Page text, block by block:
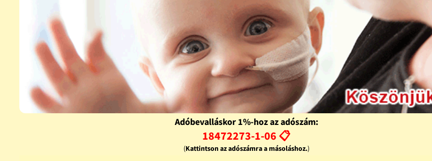
Adóbevalláskor 1%-hoz az adószám:
18472273-1-06 📋
(Kattintson az adószámra a másoláshoz.)